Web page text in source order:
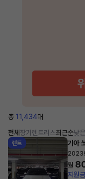
총 11,434대
전체 장기렌트리스최근순낮
렌트 기아
2023
월
지원금